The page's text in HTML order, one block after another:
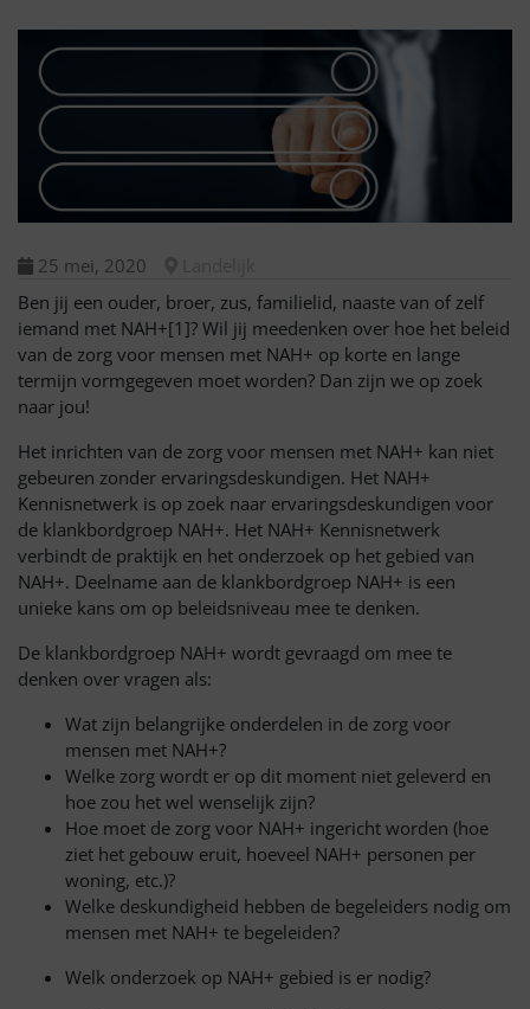
25 mei, 2020
Ben jij een ouder, broer, zus, familielid, naaste van of zelf
iemand met NAH+[1]? Wil jij meedenken over hoe het beleid
van de zorg voor mensen met NAH+ op korte en lange
termijn vormgegeven moet worden? Dan zijn we op zoek
naar jou!
Het inrichten van de zorg voor mensen met NAH+ kan niet
gebeuren zonder ervaringsdeskundigen. Het NAH+
Kennisnetwerk is op zoek naar ervaringsdeskundigen voor
de klankbordgroep NAH+. Het NAH+ Kennisnetwerk
verbindt de praktijk en het onderzoek op het gebied van
NAH+. Deelname aan de klankbordgroep NAH+ is een
unieke kans om op beleidsniveau mee te denken.
De klankbordgroep NAH+ wordt gevraagd om mee te
denken over vragen als:
Wat zijn belangrijke onderdelen in de zorg voor
mensen met NAH+?
Welke zorg wordt er op dit moment niet geleverd en
hoe zou het wel wenselijk zijn?
Hoe moet de zorg voor NAH+ ingericht worden (hoe
ziet het gebouw eruit, hoeveel NAH+ personen per
woning, etc.)?
Welke deskundigheid hebben de begeleiders nodig om
mensen met NAH+ te begeleiden?
Welk onderzoek op NAH+ gebied is er nodig?